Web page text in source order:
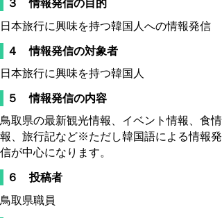
３ 情報発信の目的
日本旅行に興味を持つ韓国人への情報発信
４ 情報発信の対象者
日本旅行に興味を持つ韓国人
５ 情報発信の内容
鳥取県の最新観光情報、イベント情報、食情
報、旅行記など※ただし韓国語による情報発
信が中心になります。
６ 投稿者
鳥取県職員